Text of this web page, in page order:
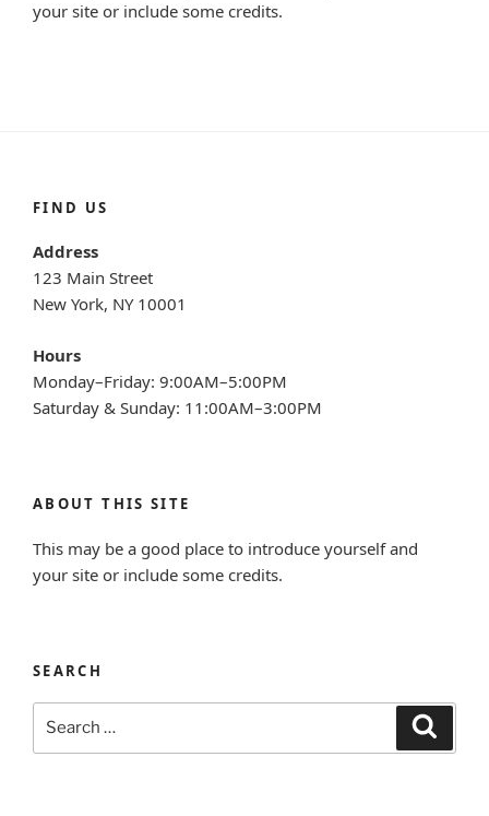
your site or include some credits.
FIND US
Address
123 Main Street
New York, NY 10001
Hours
Monday–Friday: 9:00AM–5:00PM
Saturday & Sunday: 11:00AM–3:00PM
ABOUT THIS SITE
This may be a good place to introduce yourself and
your site or include some credits.
SEARCH